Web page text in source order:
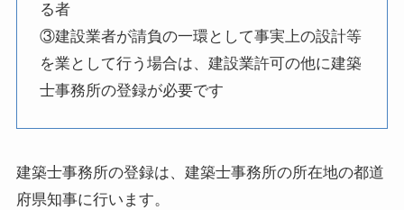
る者
③建設業者が請負の一環として事実上の設計等
を業として行う場合は、建設業許可の他に建築
士事務所の登録が必要です
建築士事務所の登録は、建築士事務所の所在地の都道
府県知事に行います。